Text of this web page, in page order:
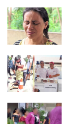
quarteirão e
BPM) atuaram
trabalho dos
Imagens: